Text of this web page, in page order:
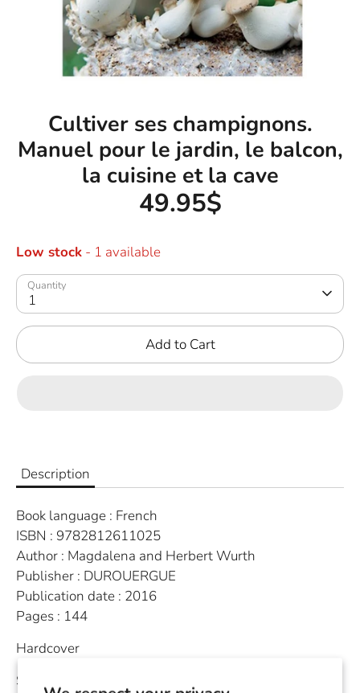
Cultiver ses champignons.
Manuel pour le jardin, le balcon,
la cuisine et la cave
49.95$
Low stock - 1 available
Quantity
1
Add to Cart
Description
Book language : French
ISBN : 9782812611025
Author : Magdalena and Herbert Wurth
Publisher : DUROUERGUE
Publication date : 2016
Pages : 144
Hardcover
Shiitakés, Pleurotes, Reishi ou Champignons de